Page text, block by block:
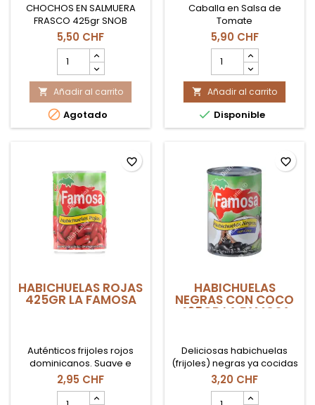
CHOCHOS EN SALMUERA
FRASCO 425gr SNOB
5,50 CHF
cantidad
del
producto
CHOCHOS
EN
SALMUERA
 Añadir al carrito
 Agotado
Caballa en Salsa de
Tomate
5,90 CHF
cantidad
del
producto
CABALLA
EN
SALSA
DE
 Añadir al carrito
 Disponible
HABICHUELAS ROJAS
425GR LA FAMOSA
Auténticos frijoles rojos
dominicanos. Suave e
integral, listo para
consumir. La base perfecta
para preparar un Moro,
2,95 CHF
cantidad
favorite_border
HABICHUELAS
NEGRAS CON COCO
425GR LA FAMOSA
Deliciosas habichuelas
(frijoles) negras ya cocidas
en una cremosa leche de
coco. De la marca
dominicana La Famosa.
3,20 CHF
cantidad
favorite_border